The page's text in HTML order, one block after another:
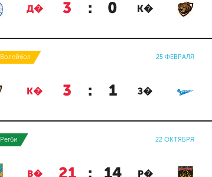
Д� 3 : 0 К�
Волейбол 25 ФЕВРАЛЯ
К� 3 : 1 З�
Регби 22 ОКТЯБРЯ
В� 21 : 14 Р�